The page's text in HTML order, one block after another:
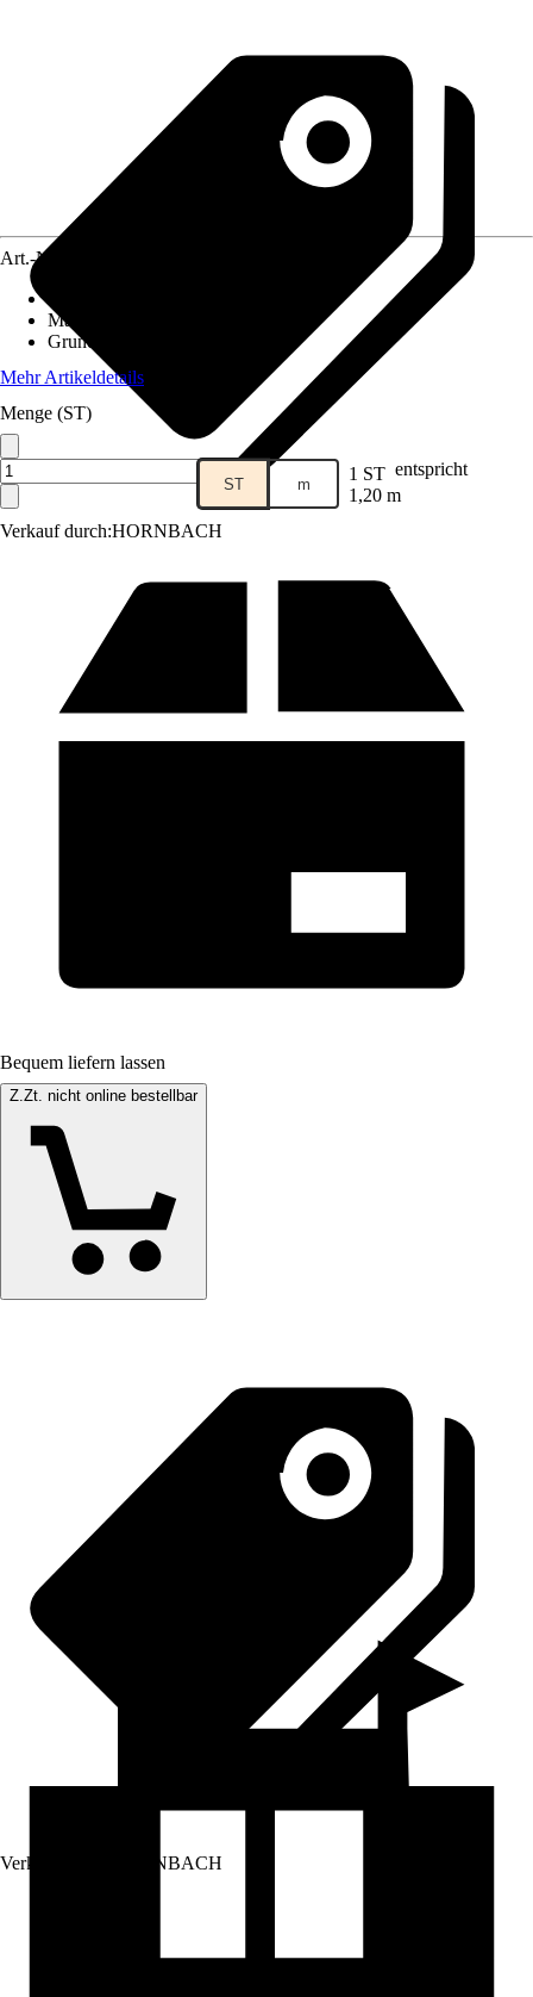
Verkauf durch:HORNBACH
Art.-Nr.
Material
Grundfarbe
Mehr Artikeldetails
Menge (ST)
ST m 1 ST entspricht
1,20 m
Bequem liefern lassen
Z.Zt. nicht online bestellbar
Verkauf durch: HORNBACH